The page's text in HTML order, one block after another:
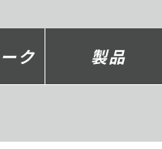
ク 製品